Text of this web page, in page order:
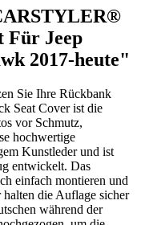
Für Jeep
2017-heute"
Sie Ihre Rückbank
Seat Cover ist die
vor Schmutz,
hochwertige
Kunstleder und ist
entwickelt. Das
einfach montieren und
die Auflage sicher
während der